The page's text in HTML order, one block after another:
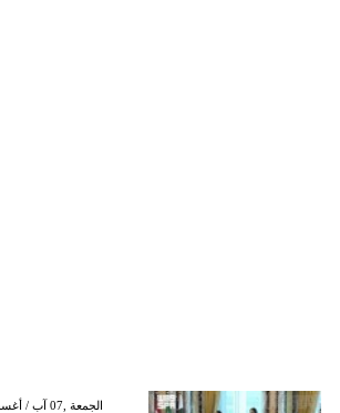
GMT 19:47 1970 الجمعة ,07 آب / أغسطس